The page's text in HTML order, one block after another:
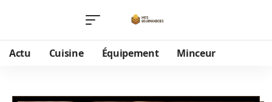
Actu Cuisine Équipement Minceur